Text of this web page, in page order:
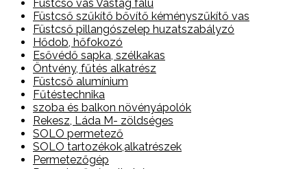
Füstcső vas Vastag falu
Füstcső szűkítő bővítő kéményszűkítő vas
Füstcső pillangószelep huzatszabályzó
Hődob, hőfokozó
Esővédő sapka, szélkakas
Öntvény, fűtés alkatrész
Füstcső alumínium
Fűtéstechnika
szoba és balkon növényápolók
Rekesz, Láda M- zöldséges
SOLO permetező
SOLO tartozékok,alkatrészek
Permetezőgép